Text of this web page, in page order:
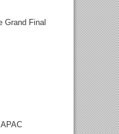
Grand Final